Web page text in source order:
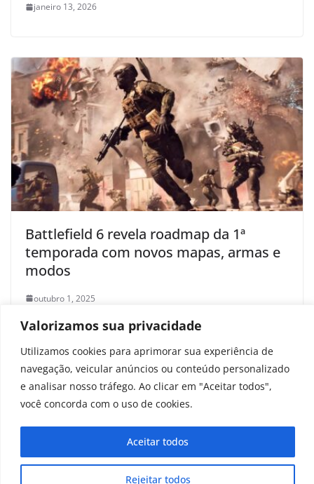
Valorizamos sua privacidade
Utilizamos cookies para aprimorar sua experiência de
navegação, veicular anúncios ou conteúdo personalizado
e analisar nosso tráfego. Ao clicar em "Aceitar todos",
você concorda com o uso de cookies.
Rejeitar todos
Aceitar todos
janeiro 13, 2026
Battlefield 6 revela roadmap da 1ª
temporada com novos mapas, armas e
modos
outubro 1, 2025